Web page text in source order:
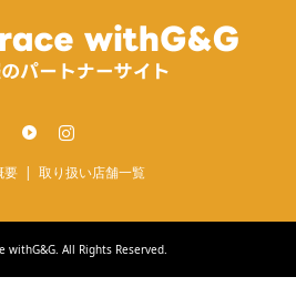
要 取り扱い店舗一覧
withG&G. All Rights Reserved.